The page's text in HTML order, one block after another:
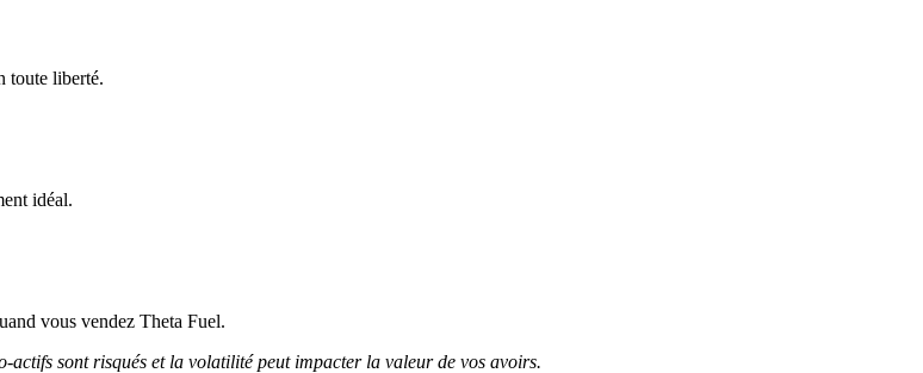
toute liberté.
idéal.
vous vendez Theta Fuel.
actifs sont risqués et la volatilité peut impacter la valeur de vos avoirs.